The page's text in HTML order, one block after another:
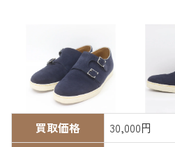
買取価格
30,000円